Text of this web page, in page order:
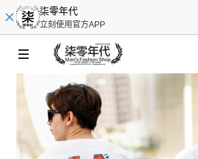
柒零年代
立刻使用官方APP